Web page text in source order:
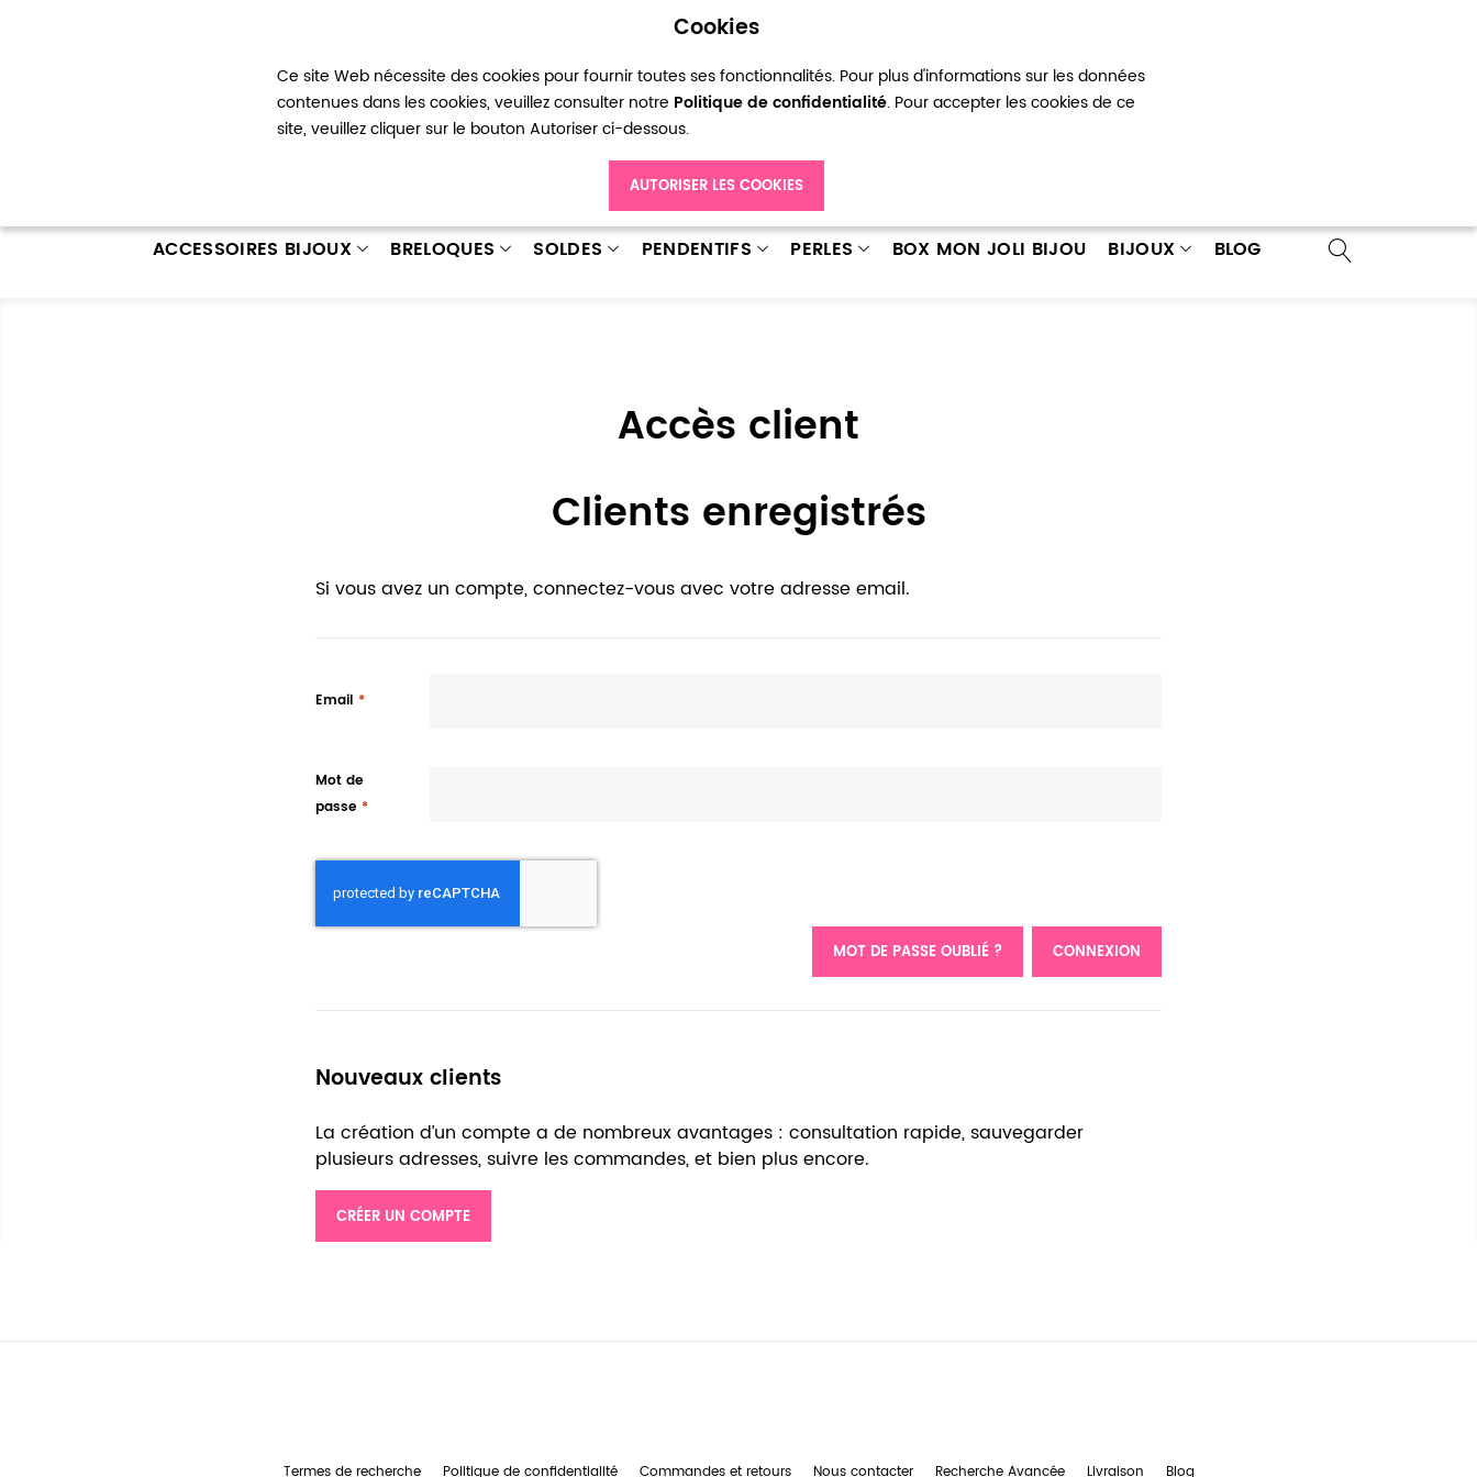
Cookies
Ce site Web nécessite des cookies pour fournir toutes ses fonctionnalités. Pour plus d'informations sur les données
contenues dans les cookies, veuillez consulter notre Politique de confidentialité. Pour accepter les cookies de ce
site, veuillez cliquer sur le bouton Autoriser ci-dessous.
AUTORISER LES COOKIES
Mon compte Ma liste d’envies Connexion Créer un compte
ACCESSOIRES BIJOUX BRELOQUES SOLDES PENDENTIFS PERLES BOX MON JOLI BIJOU BIJOUX BLOG
Accès client
Clients enregistrés
Si vous avez un compte, connectez-vous avec votre adresse email.
Email
Mot de
passe
CONNEXION
MOT DE PASSE OUBLIÉ ?
Nouveaux clients
La création d’un compte a de nombreux avantages : consultation rapide, sauvegarder
plusieurs adresses, suivre les commandes, et bien plus encore.
CRÉER UN COMPTE
Termes de recherche Politique de confidentialité Commandes et retours Nous contacter Recherche Avancée Livraison Blog